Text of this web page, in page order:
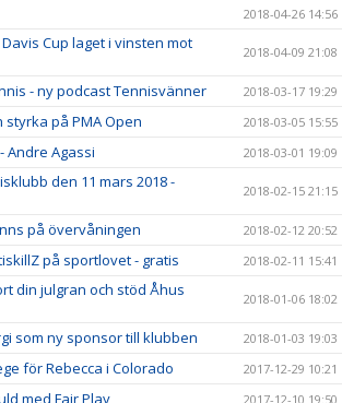
2018-04-26 14:56
Cup laget i vinsten mot
2018-04-09 21:08
- ny podcast Tennisvänner 2018-03-17 19:29
på PMA Open 2018-03-05 15:55
Andre Agassi 2018-03-01 19:09
den 11 mars 2018 -
2018-02-15 21:15
på övervåningen 2018-02-12 20:52
på sportlovet - gratis 2018-02-11 15:41
din julgran och stöd Åhus
2018-01-06 18:02
som ny sponsor till klubben 2018-01-03 19:03
för Rebecca i Colorado 2017-12-29 10:21
med Fair Play 2017-12-10 19:50